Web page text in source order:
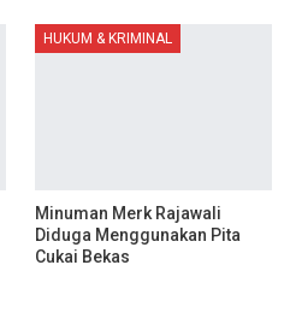
HUKUM & KRIMINAL
Minuman Merk Rajawali
Diduga Menggunakan Pita
Cukai Bekas